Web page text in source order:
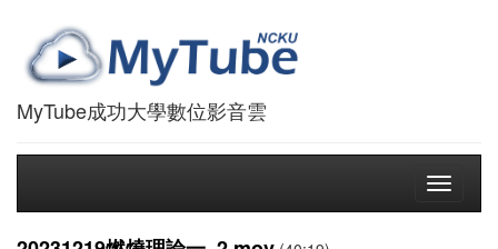
MyTube成功大學數位影音雲
Toggle